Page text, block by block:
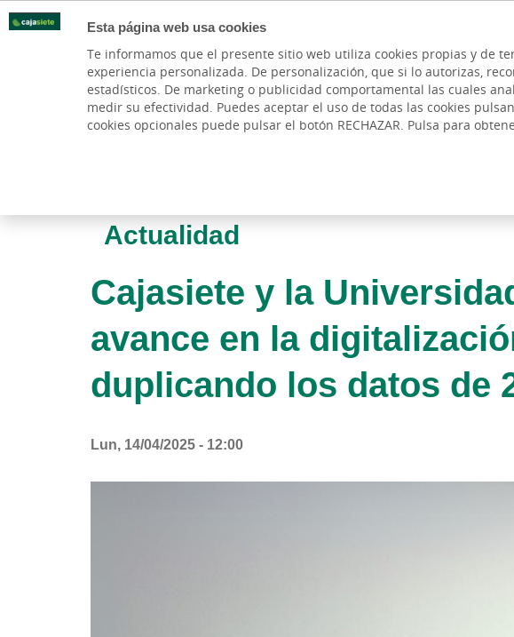
Esta página web usa cookies
Te informamos que el presente sitio web utiliza cookies propias y de
experiencia personalizada. De personalización, que si lo autorizas,
estadísticos. De marketing o publicidad comportamental las cuales
medir su efectividad. Puedes aceptar el uso de todas las cookies
cookies opcionales puede pulsar el botón RECHAZAR. Pulsa para
PARTICULARES BANCA PRIVADA
Actualidad
Cajasiete y la
avance en la
duplicando los datos de
Lun, 14/04/2025 - 12:00